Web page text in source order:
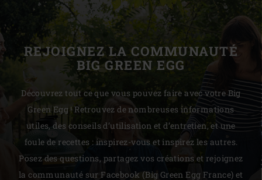
REJOIGNEZ LA COMMUNAUTÉ
BIG GREEN EGG
Découvrez tout ce que vous pouvez faire avec votre Big
Green Egg ! Retrouvez de nombreuses informations
utiles, des conseils d’utilisation et d’entretien, et une
foule de recettes : inspirez-vous et inspirez les autres.
Posez des questions, partagez vos créations et rejoignez
la communauté sur Facebook (Big Green Egg France) et